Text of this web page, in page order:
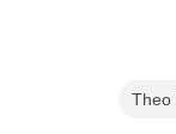
Theo